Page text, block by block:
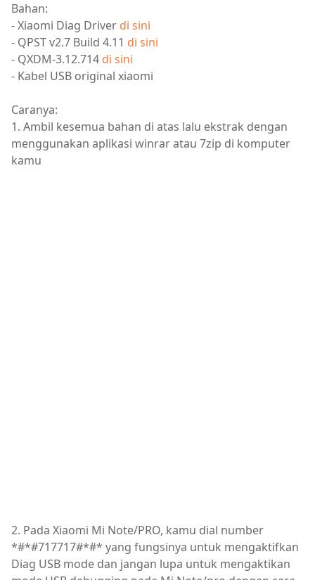
Bahan:
- Xiaomi Diag Driver di sini
- QPST v2.7 Build 4.11 di sini
- QXDM-3.12.714 di sini
- Kabel USB original xiaomi
Caranya:
1. Ambil kesemua bahan di atas lalu ekstrak dengan
menggunakan aplikasi winrar atau 7zip di komputer
kamu
2. Pada Xiaomi Mi Note/PRO, kamu dial number
*#*#717717#*#* yang fungsinya untuk mengaktifkan
Diag USB mode dan jangan lupa untuk mengaktikan